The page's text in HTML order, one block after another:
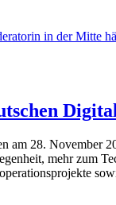
28. November
mehr zum